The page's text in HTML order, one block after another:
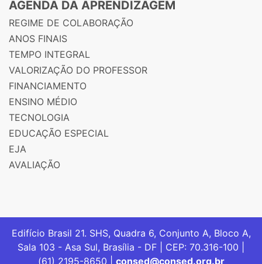
AGENDA DA APRENDIZAGEM
REGIME DE COLABORAÇÃO
ANOS FINAIS
TEMPO INTEGRAL
VALORIZAÇÃO DO PROFESSOR
FINANCIAMENTO
ENSINO MÉDIO
TECNOLOGIA
EDUCAÇÃO ESPECIAL
EJA
AVALIAÇÃO
Edifício Brasil 21. SHS, Quadra 6, Conjunto A, Bloco A,
Sala 103 - Asa Sul, Brasília - DF | CEP: 70.316-100 |
(61) 2195-8650 | consed@consed.org.br